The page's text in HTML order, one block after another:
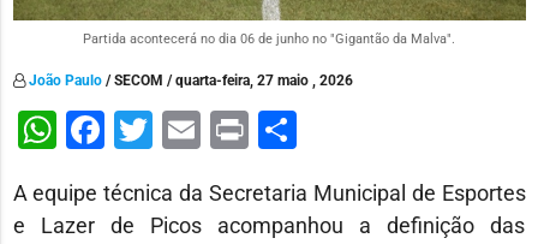
Partida acontecerá no dia 06 de junho no "Gigantão da Malva".
João Paulo/ SECOM / quarta-feira, 27 maio , 2026
WhatsApp
Facebook
Twitter
Email
PrintShare
A equipe técnica da Secretaria Municipal de Esportes
e Lazer de Picos acompanhou a definição das